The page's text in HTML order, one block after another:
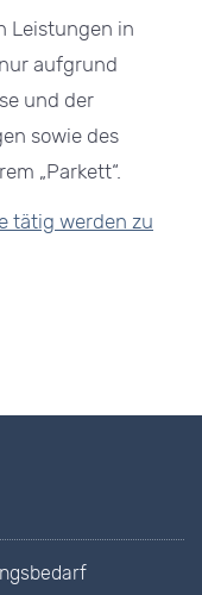
Leistungen in
aufgrund
und der
sowie des
„Parkett“.
tätig werden zu